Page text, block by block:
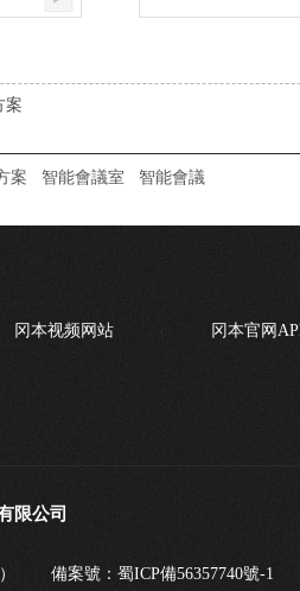
案
案 智能會議室 智能會議
冈本视频网站 冈本官网
限公司
備案號： 蜀ICP備56357740號-1